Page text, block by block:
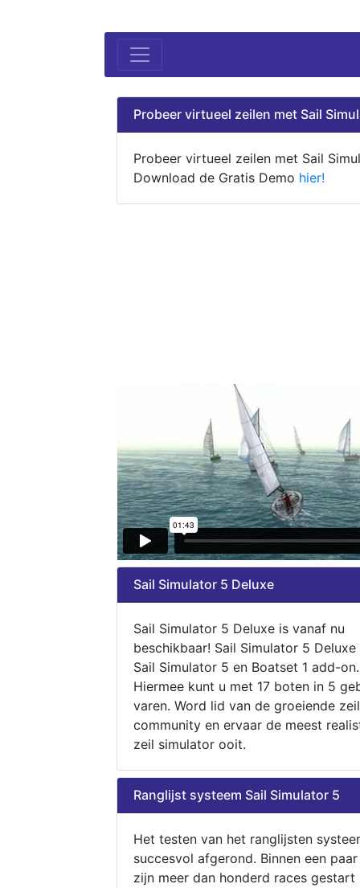
Probeer virtueel zeilen met Sail
Probeer virtueel zeilen met Sail
Download de Gratis Demo hier!
Sail Simulator 5 Deluxe
Sail Simulator 5 Deluxe is vanaf nu
beschikbaar! Sail Simulator 5
Sail Simulator 5 en Boatset 1 add-on.
Hiermee kunt u met 17 boten in 5
varen. Word lid van de groeiende zeil
community en ervaar de meest
zeil simulator ooit.
Ranglijst systeem Sail Simulator 5
Het testen van het ranglijsten
succesvol afgerond. Binnen een
zijn meer dan honderd races gestart